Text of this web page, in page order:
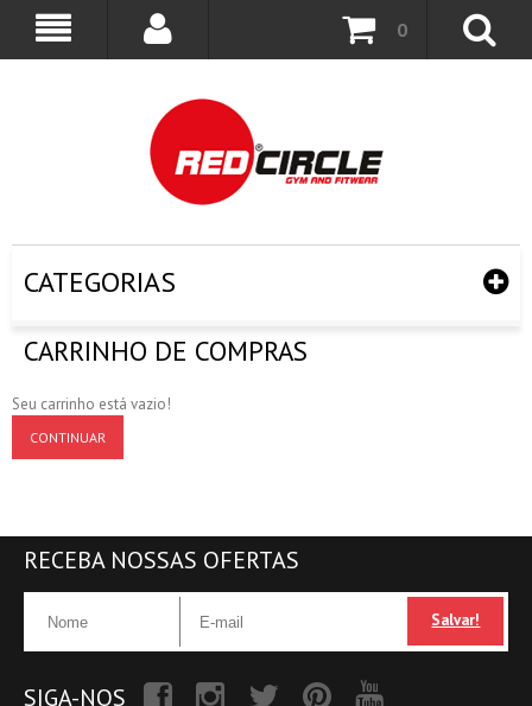
0
CATEGORIAS
CARRINHO DE COMPRAS
Seu carrinho está vazio!
CONTINUAR
RECEBA NOSSAS OFERTAS
Salvar!
SIGA-NOS